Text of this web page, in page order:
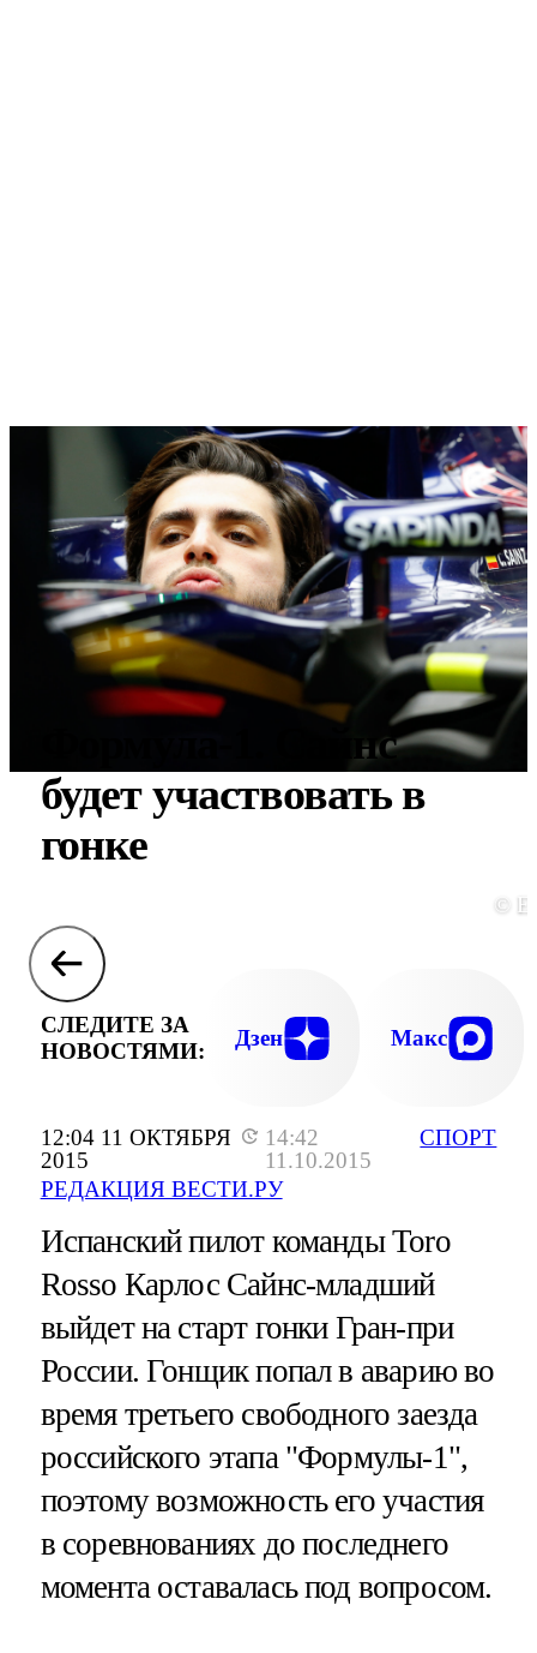
12:04 11 ОКТЯБРЯ
2015
14:42
11.10.2015
РЕДАКЦИЯ ВЕСТИ.РУ
СПОРТ
Формула-1. Сайнс
будет участвовать в
гонке
©
СЛЕДИТЕ ЗА
НОВОСТЯМИ:
Дзен Макс
Испанский пилот команды Toro
Rosso Карлос Сайнс-младший
выйдет на старт гонки Гран-при
России. Гонщик попал в аварию во
время третьего свободного заезда
российского этапа "Формулы-1",
поэтому возможность его участия
в соревнованиях до последнего
момента оставалась под вопросом.